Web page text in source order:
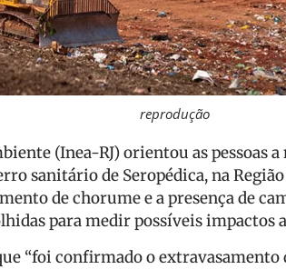
reprodução
(Inea-RJ) orientou as pessoas a
sanitário de Seropédica, na
de chorume e a presença de
para medir possíveis impactos
“foi confirmado o